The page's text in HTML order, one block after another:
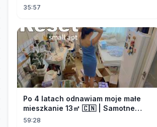
Me)
35:57
Po 4 latach odnawiam moje małe
mieszkanie 13㎡ 🇨🇳 | Samotne
życie w Chinach
59:28